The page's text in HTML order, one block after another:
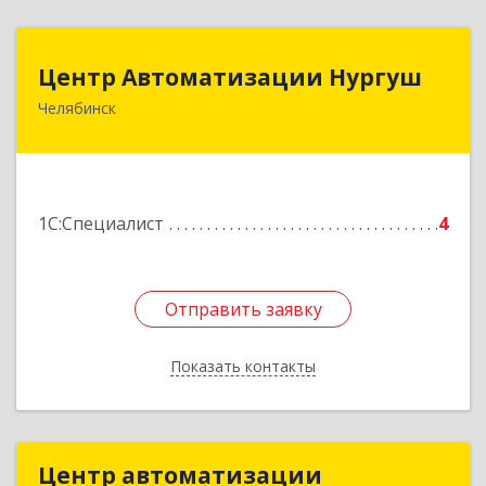
Центр Автоматизации Нургуш
Челябинск
1С:Специалист 4
Отправить заявку
Показать контакты
Отправить заявку
Назад
Центр автоматизации
Центр автоматизации